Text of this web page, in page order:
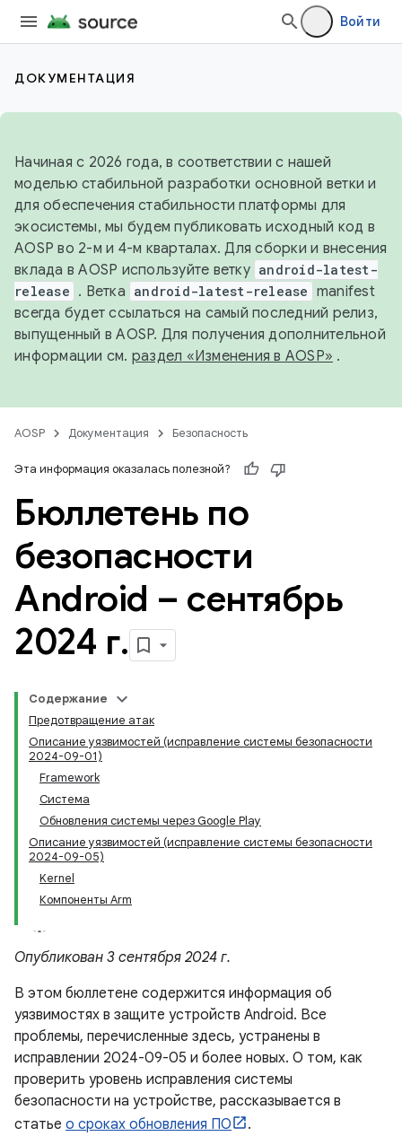
Войти
ДОКУМЕНТАЦИЯ
Начиная с 2026 года, в соответствии с нашей
моделью стабильной разработки основной ветки и
для обеспечения стабильности платформы для
экосистемы, мы будем публиковать исходный код в
AOSP во 2-м и 4-м кварталах. Для сборки и внесения
вклада в AOSP используйте ветку android-latest-
release . Ветка android-latest-release manifest
всегда будет ссылаться на самый последний релиз,
выпущенный в AOSP. Для получения дополнительной
информации см. раздел «Изменения в AOSP» .
AOSP Документация Безопасность
Эта информация оказалась полезной?
Бюллетень по
безопасности
Android – сентябрь
2024 г.
Содержание
Предотвращение атак
Описание уязвимостей (исправление системы безопасности
2024-09-01)
Framework
Система
Обновления системы через Google Play
Описание уязвимостей (исправление системы безопасности
2024-09-05)
Kernel
Компоненты Arm
Опубликован 3 сентября 2024 г.
В этом бюллетене содержится информация об
уязвимостях в защите устройств Android. Все
проблемы, перечисленные здесь, устранены в
исправлении 2024-09-05 и более новых. О том, как
проверить уровень исправления системы
безопасности на устройстве, рассказывается в
статье о сроках обновления ПО
.